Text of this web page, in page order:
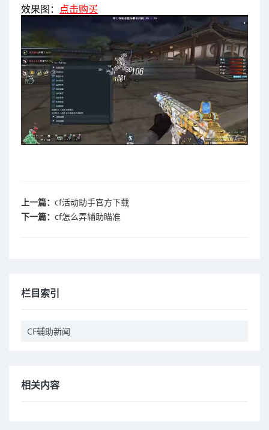
效果图： 点击购买
上一篇： cf活动助手官方下载
下一篇： cf怎么弄辅助瞄准
栏目索引
CF辅助新闻
相关内容